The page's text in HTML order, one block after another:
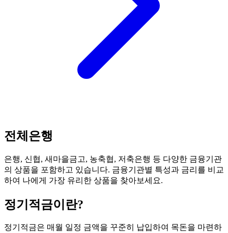
전체은행
은행, 신협, 새마을금고, 농축협, 저축은행 등 다양한 금융기관
의 상품을 포함하고 있습니다. 금융기관별 특성과 금리를 비교
하여 나에게 가장 유리한 상품을 찾아보세요.
정기적금이란?
정기적금은 매월 일정 금액을 꾸준히 납입하여 목돈을 마련하